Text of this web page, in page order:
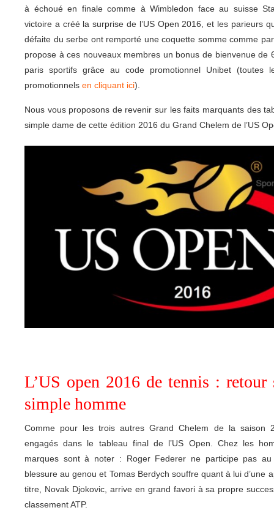
à échoué en finale comme à Wimbledon face au suisse
victoire a créé la surprise de l’US Open 2016, et les parieurs
défaite du serbe ont remporté une coquette somme comme
propose à ces nouveaux membres un bonus de bienvenue de
paris sportifs grâce au code promotionnel Unibet (toutes
promotionnels en cliquant ici).
Nous vous proposons de revenir sur les faits marquants des
simple dame de cette édition 2016 du Grand Chelem de l’US
L’US open 2016 de tennis : retour
simple homme
Comme pour les trois autres Grand Chelem de la saison
engagés dans le tableau final de l’US Open. Chez les
marques sont à noter : Roger Federer ne participe pas au
blessure au genou et Tomas Berdych souffre quant à lui d’une
titre, Novak Djokovic, arrive en grand favori à sa propre
classement ATP.